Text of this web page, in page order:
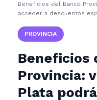
Beneficios del Banco
acceder a descuentos
PROVINCIA
Beneficios
Provincia:
Plata